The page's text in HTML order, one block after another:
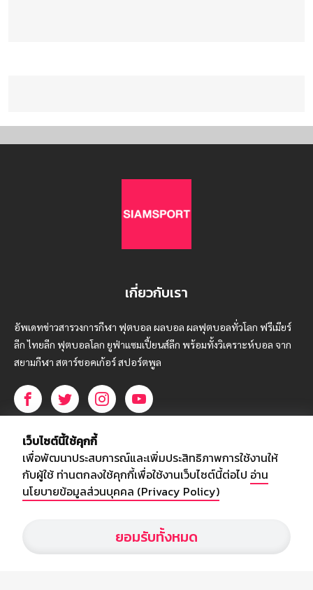
เกี่ยวกับเรา
อัพเดทข่าวสารวงการกีฬา ฟุตบอล ผลบอล ผลฟุตบอลทั่วโลก ฟรีเมียร์
ลีก ไทยลีก ฟุตบอลโลก ยูฟ่าแซมเปี้ยนส์ลีก พร้อมทั้งวิเคราะห์บอล จาก
สยามกีฬา สตาร์ชอคเก้อร์ สปอร์ตพูล
บริษัท สยามสปอร์ต ซินติเคท จำกัด (มหาชน)
เลขที่ 66/26 - 29 ซอยรามอินทรา 40
ถนนรามอินทรา แขวงนวลจันทร์
เขตบึงกุ่ม กรุงเทพฯ 10230
webmaster@siamsport.co.th
เว็บไซต์ : www.siamsport.co.th
เว็บไซต์นี้ใช้คุกกี้
เพื่อพัฒนาประสบการณ์และเพิ่มประสิทธิภาพการใช้งานให้
กับผู้ใช้ ท่านตกลงใช้คุกกี้เพื่อใช้งานเว็บไซต์นี้ต่อไป อ่าน
นโยบายข้อมูลส่วนบุคคล (Privacy Policy)
ยอมรับทั้งหมด